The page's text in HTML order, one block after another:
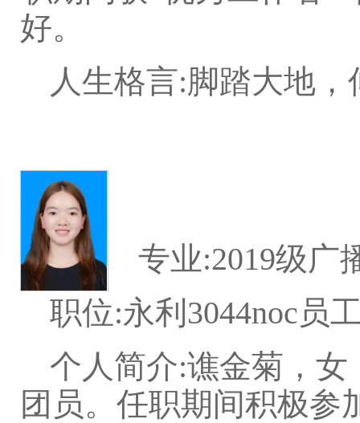
好。
人生格言:脚踏大地
专业:2019级广
职位:永利3044noc员
个人简介:谯金菊，
团员。任职期间积极参